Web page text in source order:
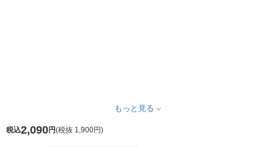
もっと見る
税込2,090円(税抜 1,900円)